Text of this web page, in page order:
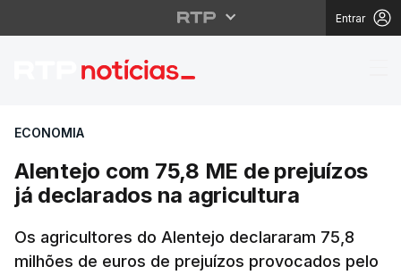
Entrar
Alentejo com 75,8
ECONOMIA
Alentejo com 75,8 ME de prejuízos
já declarados na agricultura
Os agricultores do Alentejo declararam 75,8
milhões de euros de prejuízos provocados pelo